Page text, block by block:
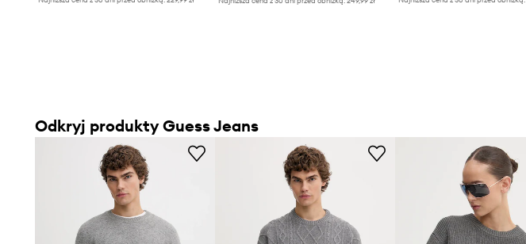
Odkryj produkty Guess Jeans